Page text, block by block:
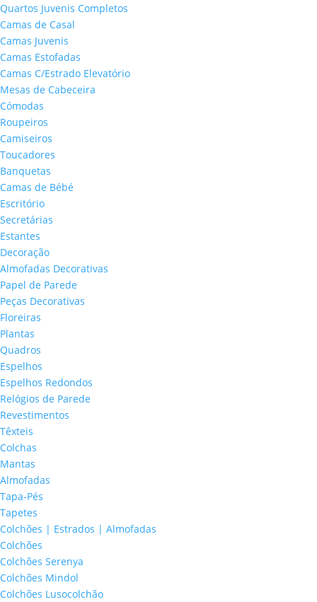
Quartos Juvenis Completos
Camas de Casal
Camas Juvenis
Camas Estofadas
Camas C/Estrado Elevatório
Mesas de Cabeceira
Cómodas
Roupeiros
Camiseiros
Toucadores
Banquetas
Camas de Bébé
Escritório
Secretárias
Estantes
Decoração
Almofadas Decorativas
Papel de Parede
Peças Decorativas
Floreiras
Plantas
Quadros
Espelhos
Espelhos Redondos
Relógios de Parede
Revestimentos
Têxteis
Colchas
Mantas
Almofadas
Tapa-Pés
Tapetes
Colchões | Estrados | Almofadas
Colchões
Colchões Serenya
Colchões Mindol
Colchões Lusocolchão